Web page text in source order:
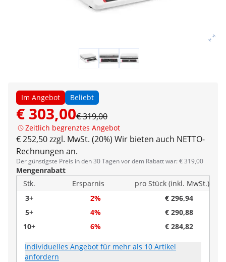
Im Angebot Beliebt
€ 303,00€ 319,00
Zeitlich begrenztes Angebot
€ 252,50 zzgl. MwSt. (20%) Wir bieten auch NETTO-
Rechnungen an.
Der günstigste Preis in den 30 Tagen vor dem Rabatt war: € 319,00
Mengenrabatt
Stk.
Ersparnis
pro Stück (inkl. MwSt.)
3+
2%
€ 296,94
5+
4%
€ 290,88
10+
6% € 284,82
Individuelles Angebot für mehr als 10 Artikel
anfordern